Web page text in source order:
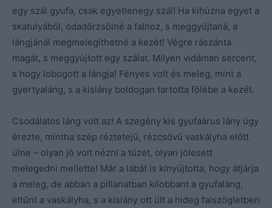
egy szál gyufa, csak egyetlenegy szál! Ha kihúzna egyet a
skatulyából, odadörzsölné a falhoz, s meggyújtaná, a
lángjánál megmelegíthetné a kezét! Végre rászánta
magát, s meggyújtott egy szálat. Milyen vidáman sercent,
s hogy lobogott a lángja! Fényes volt és meleg, mint a
gyertyaláng, s a kislány boldogan tartotta fölébe a kezét.
Csodálatos láng volt az! A szegény kis gyufaárus lány úgy
érezte, mintha szép réztetejű, rézcsövű vaskályha előtt
ülne – olyan jó volt nézni a tüzet, olyan jólesett
melegedni mellette! Már a lábát is kinyújtotta, hogy átjárja
a meleg, de abban a pillanatban kilobbant a gyufaláng,
eltűnt a vaskályha, s a kislány ott ült a hideg falszögletben